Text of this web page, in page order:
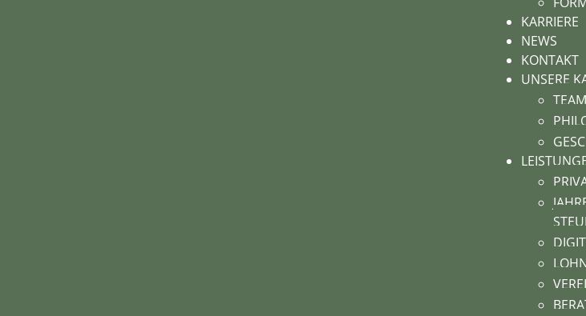
KARRIERE
NEWS
KONTAKT
UNSERE
TEAM